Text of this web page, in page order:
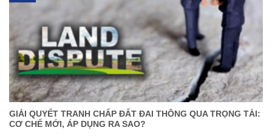
GIẢI QUYẾT TRANH CHẤP ĐẤT ĐAI THÔNG QUA TRỌNG TÀI:
CƠ CHẾ MỚI, ÁP DỤNG RA SAO?